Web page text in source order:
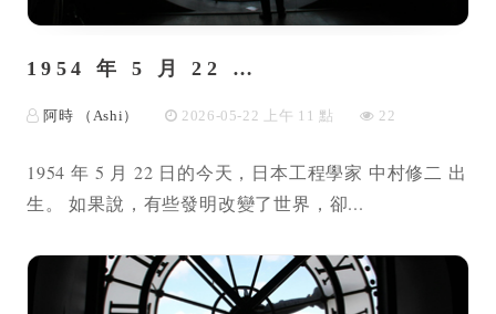
1954 年 5 月 22 …
阿時 （Ashi） 2026-05-22 上午 11 點 22
1954 年 5 月 22 日的今天，日本工程學家 中村修二 出
生。 如果說，有些發明改變了世界，卻...